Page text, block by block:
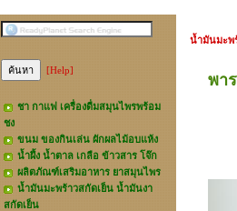
[Help]
ชา กาแฟ เครื่องดื่มสมุนไพรพร้อม
ชง
ขนม ของกินเล่น ผักผลไม้อบแห้ง
น้ำผึ้ง น้ำตาล เกลือ ข้าวสาร โจ๊ก
ผลิตภัณฑ์เสริมอาหาร ยาสมุนไพร
น้ำมันมะพร้าวสกัดเย็น น้ำมันงา
สกัดเย็น
น้ำมันมะพ
พา